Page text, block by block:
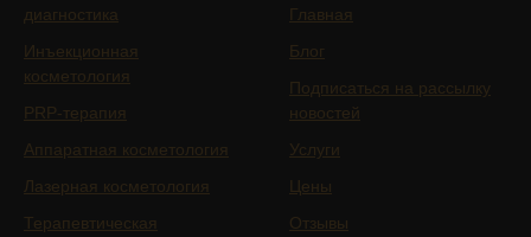
диагностика
Инъекционная
косметология
PRP-терапия
Аппаратная косметология
Лазерная косметология
Терапевтическая
Главная
Блог
Подписаться на рассылку
новостей
Услуги
Цены
Отзывы